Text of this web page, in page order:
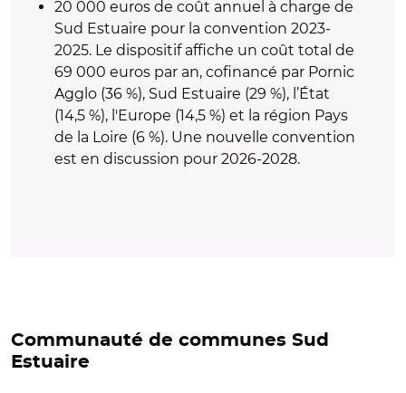
20 000 euros de coût annuel à charge de
Sud Estuaire pour la convention 2023-
2025. Le dispositif affiche un coût total de
69 000 euros par an, cofinancé par Pornic
Agglo (36 %), Sud Estuaire (29 %), l’État
(14,5 %), l'Europe (14,5 %) et la région Pays
de la Loire (6 %). Une nouvelle convention
est en discussion pour 2026-2028.
Communauté de communes Sud
Estuaire